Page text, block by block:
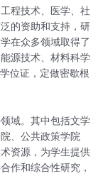
程技术、医学、社
的资助和支持，研
在众多领域取得了
源技术、材料科学
位证，定做密歇根
域。其中包括文学
、公共政策学院
资源，为学生提供
作和综合性研究，